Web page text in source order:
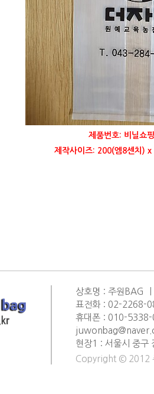
제품번호: 비닐쇼
제작사이즈: 200(엠8센치)
상호명 : 주원BAG
표전화 : 02-2268-
휴대폰 : 010-
현장1 : 서울시 중
Copyright © 2012